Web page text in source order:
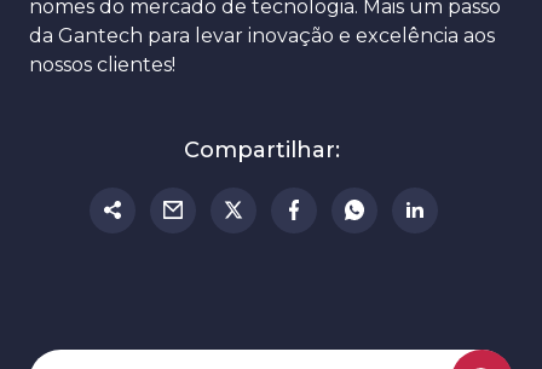
nomes do mercado de tecnologia. Mais um passo
da Gantech para levar inovação e excelência aos
nossos clientes!
Compartilhar: